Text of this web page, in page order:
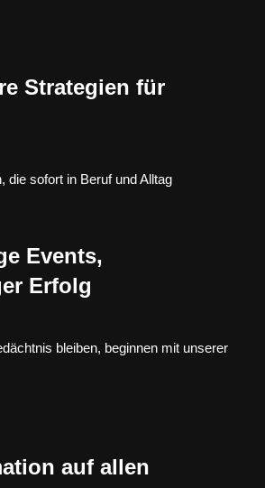
Strategien für
die sofort in Beruf und Alltag
Events,
Erfolg
bleiben, beginnen mit unserer
auf allen